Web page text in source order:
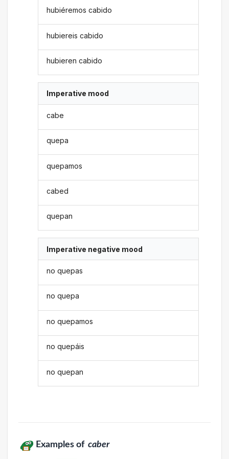
hubiéremos cabido
hubiereis cabido
hubieren cabido
Imperative mood
cabe
quepa
quepamos
cabed
quepan
Imperative negative mood
no quepas
no quepa
no quepamos
no quepáis
no quepan
Examples of caber